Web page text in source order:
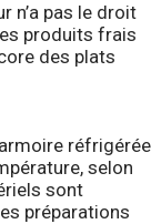
n’a pas le droit
produits frais
des plats
réfrigérée
selon
sont
préparations